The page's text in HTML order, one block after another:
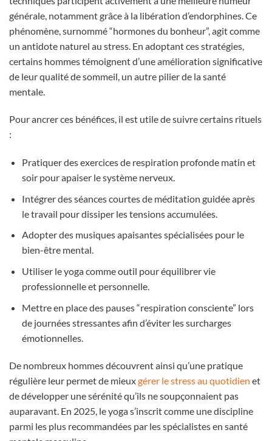
générale, notamment grâce à la libération d’endorphines. Ce
phénomène, surnommé “hormones du bonheur”, agit comme
un antidote naturel au stress. En adoptant ces stratégies,
certains hommes témoignent d’une amélioration significative
de leur qualité de sommeil, un autre pilier de la santé
mentale.
Pour ancrer ces bénéfices, il est utile de suivre certains rituels
:
Pratiquer des exercices de respiration profonde matin et
soir pour apaiser le système nerveux.
Intégrer des séances courtes de méditation guidée après
le travail pour dissiper les tensions accumulées.
Adopter des musiques apaisantes spécialisées pour le
bien-être mental.
Utiliser le yoga comme outil pour équilibrer vie
professionnelle et personnelle.
Mettre en place des pauses “respiration consciente” lors
de journées stressantes afin d’éviter les surcharges
émotionnelles.
De nombreux hommes découvrent ainsi qu’une pratique
régulière leur permet de mieuxgérer le stress au quotidien et
de développer une sérénité qu’ils ne soupçonnaient pas
auparavant. En 2025, le yoga s’inscrit comme une discipline
parmi les plus recommandées par les spécialistes en santé